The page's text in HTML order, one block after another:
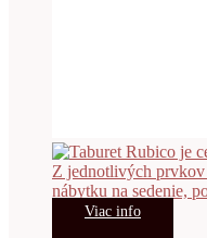
Viac info